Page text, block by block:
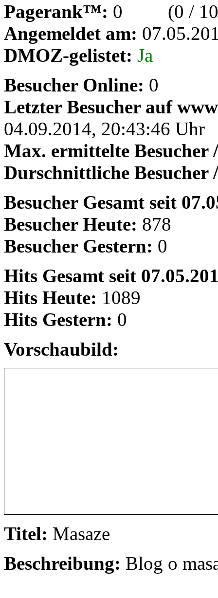
Pagerank™:
(0 /
Angemeldet am:
DMOZ-gelistet: Ja
Besucher Online: 0
Letzter Besucher auf
04.09.2014, 20:43:46 Uhr
Max. ermittelte Besucher
Durschnittliche Besucher
Besucher Gesamt seit
Besucher Heute: 878
Besucher Gestern: 0
Hits Gesamt seit
Hits Heute: 1089
Hits Gestern: 0
Vorschaubild:
Titel: Masaze
Beschreibung: Blog o